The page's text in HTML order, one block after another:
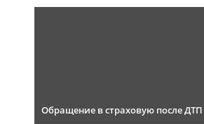
Обращение в страховую после ДТП